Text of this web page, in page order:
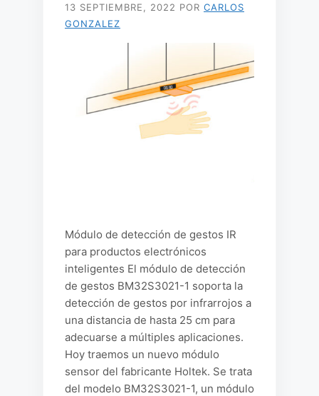
13 SEPTIEMBRE, 2022 POR CARLOS
GONZALEZ
Módulo de detección de gestos IR
para productos electrónicos
inteligentes El módulo de detección
de gestos BM32S3021-1 soporta la
detección de gestos por infrarrojos a
una distancia de hasta 25 cm para
adecuarse a múltiples aplicaciones.
Hoy traemos un nuevo módulo
sensor del fabricante Holtek. Se trata
del modelo BM32S3021-1, un módulo